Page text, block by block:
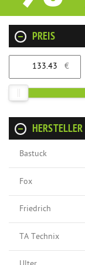
PREIS
€
HERSTELLER
Bastuck
Fox
Friedrich
TA Technix